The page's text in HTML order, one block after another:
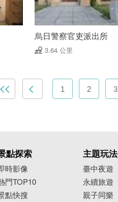
烏日警察官吏派出所
3.64 公里
1 2 3
點探索
時影像
門TOP10
點快搜
主題玩法
臺中夜遊
永續旅遊
親子同樂